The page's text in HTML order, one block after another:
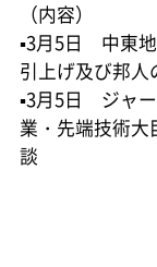
（内容）
▪3月5日 中東
引上げ及び邦人
▪3月5日 ジャ
業・先端技術
談